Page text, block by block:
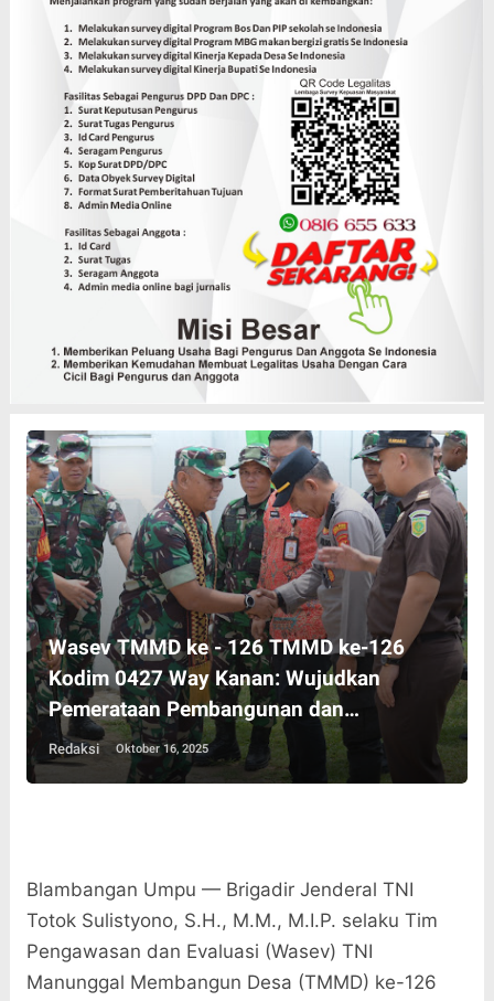
Wasev TMMD ke - 126 TMMD ke-126
Kodim 0427 Way Kanan: Wujudkan
Pemerataan Pembangunan dan
Ketahanan Nasional
Redaksi Oktober 16, 2025
Blambangan Umpu — Brigadir Jenderal TNI
Totok Sulistyono, S.H., M.M., M.I.P. selaku Tim
Pengawasan dan Evaluasi (Wasev) TNI
Manunggal Membangun Desa (TMMD) ke-126